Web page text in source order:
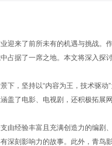
迎来了前所未有的机遇与挑战
占据了一席之地。本文将深入
下，坚持以“内容为王，技术驱
盖了电影、电视剧，还积极拓展
由经验丰富且充满创造力的编剧
深刻影响力的故事。此外，青